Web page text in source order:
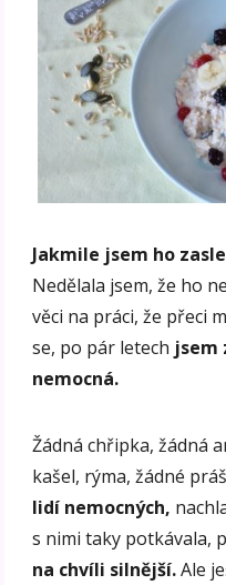
Jakmile jsem ho
Nedělala jsem, že ho
věci na práci, že přeci
se, po pár letech jsem
nemocná.
Žádná chřipka, žádná
kašel, rýma, žádné
lidí nemocných,
s nimi taky potkávala,
na chvíli silnější.Ale